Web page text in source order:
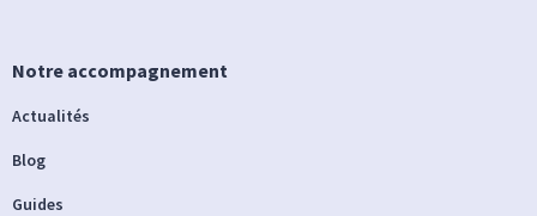
Notre accompagnement
Actualités
Blog
Guides